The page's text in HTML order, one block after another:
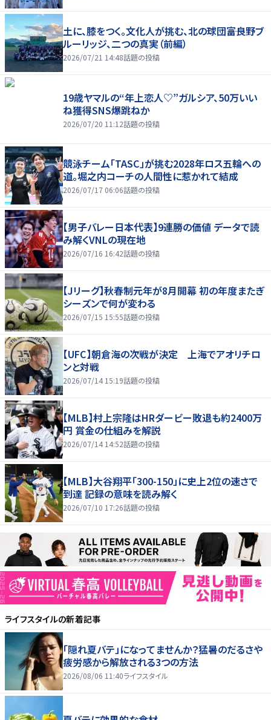
土に、膝をつく。文化人が挑む、北の球団――富良野ブ
ルーリッジ、二つの真実（前編）
2026/07/21 14:48話題の投稿
19歳ヤマルの“年上恋人♡”ガルシア、50万いい
ね獲得SNS爆跳ねか
2026/07/20 11:12話題の投稿
競泳チーム「TASC」が挑む2028年ロス五輪への
道。堀之内コーチの人間性に惹かれて結成
2026/07/17 06:06話題の投稿
【男子バレー日本代表】9連勝の価値 データで読
み解くVNLの現在地
2026/07/16 16:42話題の投稿
【Jリーグ】秋春制元年が8月開幕 初の年度またぎ
シーズンで何が変わる
2026/07/15 15:55話題の投稿
【UFC】朝倉海の次戦が決定 上海でアオリチロ
ンと対戦
2026/07/14 15:19話題の投稿
【MLB】村上宗隆はHRダービー敗退も約2400万
円 賞金の仕組みを解説
2026/07/14 14:52話題の投稿
【MLB】大谷翔平「300-150」に史上2位の速さで
到達 記録の意味を読み解く
2026/07/10 17:26話題の投稿
ライフスタイルの新着記事
「隠れ夏バテ」になってませんか？猛暑のだるさや
疲労感から解放される3つの方法
2026/08/06 11:40ライフスタイル